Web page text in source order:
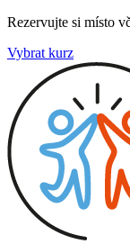
Rezervujte si místo
Vybrat kurz